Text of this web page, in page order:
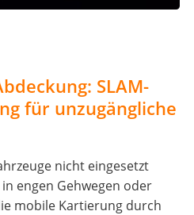
SLAM-
für unzugängliche
nicht eingesetzt
engen Gehwegen oder
mobile Kartierung durch